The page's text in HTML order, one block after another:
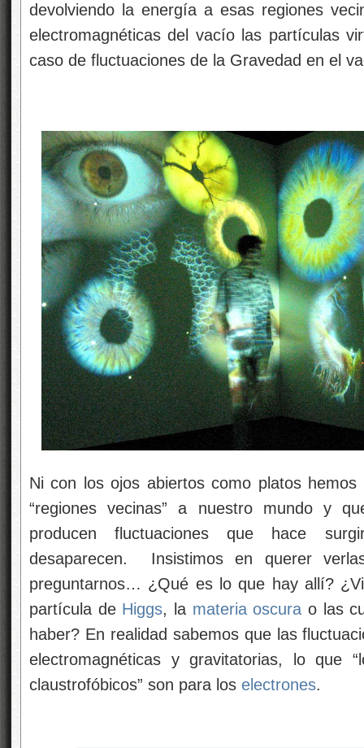
devolviendo la energía a esas regiones
electromagnéticas del vacío las partículas
caso de fluctuaciones de la Gravedad en el
Ni con los ojos abiertos como platos hemos
“regiones vecinas” a nuestro mundo y
producen fluctuaciones que hace
desaparecen. Insistimos en querer
preguntarnos… ¿Qué es lo que hay allí?
partícula de Higgs, la materia oscura o las
haber? En realidad sabemos que las
electromagnéticas y gravitatorias, lo que
claustrofóbicos” son para los electrones.